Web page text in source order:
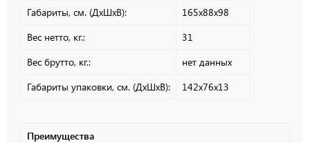
Габариты, см. (ДхШхВ):
165х88х98
Вес нетто, кг.:
31
Вес брутто, кг.:
нет данных
Габариты упаковки, см. (ДхШхВ):
142х76х13
Преимущества